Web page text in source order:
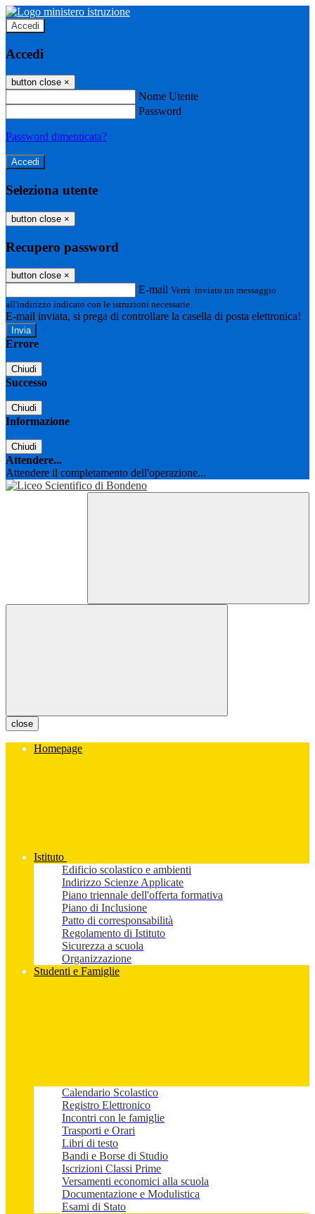
Accedi
Accedi
button close ×
Nome Utente
Password
Password dimenticata?
Seleziona utente
button close ×
Recupero password
button close ×
E-mail Verrà inviato un messaggio
all'indirizzo indicato con le istruzioni necessarie.
E-mail inviata, si prega di controllare la casella di posta elettronica!
Errore
Chiudi
Successo
Chiudi
Informazione
Chiudi
Attendere...
Attendere il completamento dell'operazione...
close
Homepage
Istituto
Edificio scolastico e ambienti
Indirizzo Scienze Applicate
Piano triennale dell'offerta formativa
Piano di Inclusione
Patto di corresponsabilità
Regolamento di Istituto
Sicurezza a scuola
Organizzazione
Studenti e Famiglie
Calendario Scolastico
Registro Elettronico
Incontri con le famiglie
Trasporti e Orari
Libri di testo
Bandi e Borse di Studio
Iscrizioni Classi Prime
Versamenti economici alla scuola
Documentazione e Modulistica
Esami di Stato